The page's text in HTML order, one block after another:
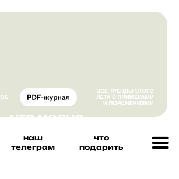
наш
телеграм
что
подарить